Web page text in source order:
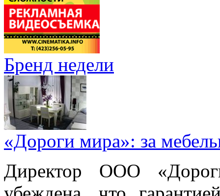
Бренд недели
«Дороги мира»: за
Директор ООО